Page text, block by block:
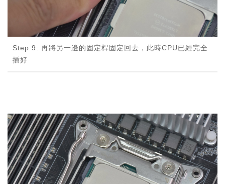
Step 9: 再將另一邊的固定桿固定回去，此時CPU已經完全
插好